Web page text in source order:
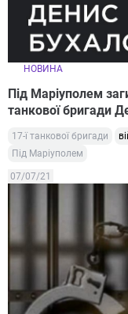
НОВИНА
Під Маріуполем
танкової бригади
17-ї танкової бригади
Під Маріуполем
07/07/21